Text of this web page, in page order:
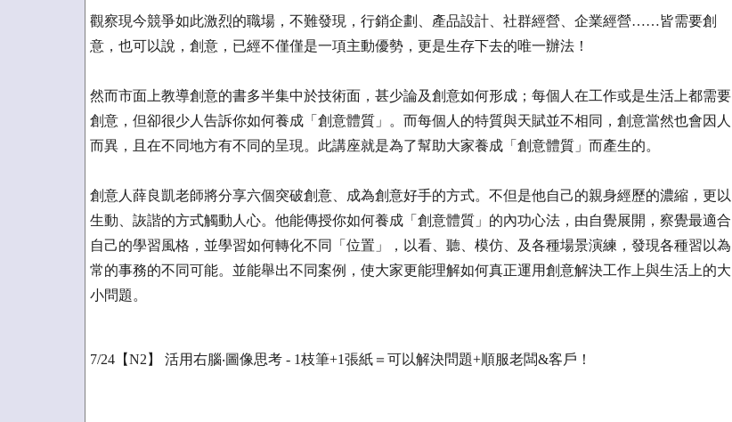
觀察現今競爭如此激烈的職場，不難發現，行銷企劃、產品設計、社群經營、企業經營……皆需要創
意，也可以說，創意，已經不僅僅是一項主動優勢，更是生存下去的唯一辦法！
然而市面上教導創意的書多半集中於技術面，甚少論及創意如何形成；每個人在工作或是生活上都需要
創意，但卻很少人告訴你如何養成「創意體質」。而每個人的特質與天賦並不相同，創意當然也會因人
而異，且在不同地方有不同的呈現。此講座就是為了幫助大家養成「創意體質」而產生的。
創意人薛良凱老師將分享六個突破創意、成為創意好手的方式。不但是他自己的親身經歷的濃縮，更以
生動、詼諧的方式觸動人心。他能傳授你如何養成「創意體質」的內功心法，由自覺展開，察覺最適合
自己的學習風格，並學習如何轉化不同「位置」，以看、聽、模仿、及各種場景演練，發現各種習以為
常的事務的不同可能。並能舉出不同案例，使大家更能理解如何真正運用創意解決工作上與生活上的大
小問題。
7/24【N2】 活用右腦‧圖像思考 - 1枝筆+1張紙＝可以解決問題+順服老闆&客戶！